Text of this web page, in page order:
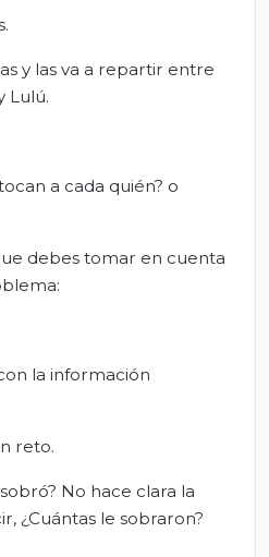
y las va a repartir entre
Lulú.
a cada quién? o
debes tomar en cuenta
la información
reto.
No hace clara la
¿Cuántas le sobraron?